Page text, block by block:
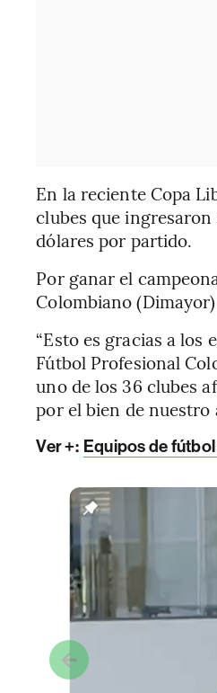
En la reciente Copa
clubes que
dólares por partido.
Por ganar el
Colombiano
“Esto es gracias a
Fútbol Profesional
uno de los 36 clubes
por el bien de nuestro
Ver +: Equipos de